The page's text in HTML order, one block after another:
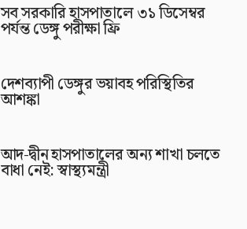
সব সরকারি হাসপাতালে ৩১ ডিসেম্বর
পর্যন্ত ডেঙ্গু পরীক্ষা ফ্রি
দেশব্যাপী ডেঙ্গুর ভয়াবহ পরিস্থিতির
আশঙ্কা
আদ-দ্বীন হাসপাতালের অন্য শাখা চলতে
বাধা নেই: স্বাস্থ্যমন্ত্রী